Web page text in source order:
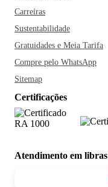
Carreiras
Sustentabilidade
Gratuidades e Meia Tarifa
Compre pelo WhatsApp
Sitemap
Certificações
Atendimento em libras